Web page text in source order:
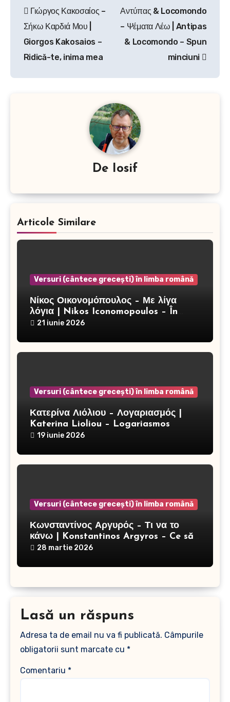
articole
Γιώργος Κακοσαίος –
Σήκω Καρδιά Μου |
Giorgos Kakosaios –
Ridică-te, inima mea
Αντύπας & Locomondo
– Ψέματα Λέω | Antipas
& Locomondo – Spun
minciuni
De Iosif
Articole Similare
Versuri (cântece grecești) în limba română
Νίκος Οικονομόπουλος – Με λίγα
λόγια | Nikos Iconomopoulos – În
câteva cuvinte
21 iunie 2026
Versuri (cântece grecești) în limba română
Κατερίνα Λιόλιου – Λογαριασμός |
Katerina Lioliou – Logariasmos
19 iunie 2026
Versuri (cântece grecești) în limba română
Κωνσταντίνος Αργυρός – Τι να το
κάνω | Konstantinos Argyros – Ce să
fac28 martie 2026
Lasă un răspuns
Adresa ta de email nu va fi publicată. Câmpurile
obligatorii sunt marcate cu *
Comentariu *